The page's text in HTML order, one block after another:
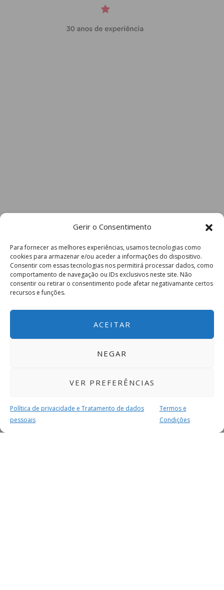
Gerir o Consentimento
Para fornecer as melhores experiências, usamos tecnologias como
cookies para armazenar e/ou aceder a informações do dispositivo.
Consentir com essas tecnologias nos permitirá processar dados, como
comportamento de navegação ou IDs exclusivos neste site. Não
consentir ou retirar o consentimento pode afetar negativamante certos
recursos e funções.
ACEITAR
NEGAR
VER PREFERÊNCIAS
Política de privacidade e Tratamento de dados
pessoais
Termos e
Condições